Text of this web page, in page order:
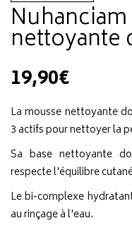
nettoyante
19,90€
La mousse nettoyante
3 actifs pour nettoyer la
Sa base nettoyante
respecte l'équilibre
Le bi-complexe
au rinçage à l'eau.